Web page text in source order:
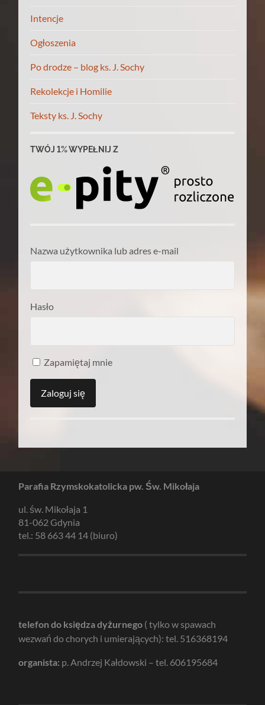
Intencje
Ogłoszenia
Po drodze – blog ks. J. Sochy
Rekolekcje i Homilie
Teksty ks. J. Sochy
TWÓJ 1% WYPEŁNIJ Z
Nazwa użytkownika lub adres e-mail
Hasło
Zapamiętaj mnie
Parafia Rzymskokatolicka pw. Św. Mikołaja
ul. św. Mikołaja 1
81-062 Gdynia
tel.: 58 663 44 14 (biuro)
telefon do księdza dyżurnego ( tylko w spawach
wezwań do chorych i umierających): tel. 516368194
organista: p. Andrzej Kałdowski – tel. 606195684